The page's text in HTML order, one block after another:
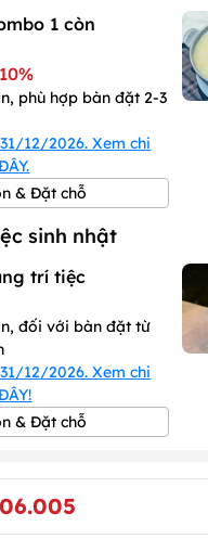
Có, cụ thể như sau:
uống từ ngoài vào
1 còn
phù hợp bàn đặt 2-3
12/2026. Xem chi
& Đặt chỗ
sinh nhật
trí tiệc
đối với bàn đặt từ
12/2026. Xem chi
& Đặt chỗ